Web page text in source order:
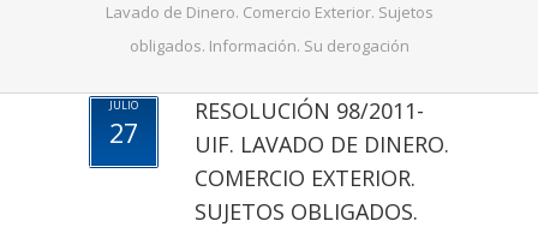
Lavado de Dinero. Comercio Exterior. Sujetos
obligados. Información. Su derogación
JULIO
27
RESOLUCIÓN 98/2011-
UIF. LAVADO DE DINERO.
COMERCIO EXTERIOR.
SUJETOS OBLIGADOS.